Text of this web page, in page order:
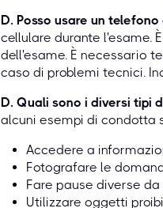
D. Posso usare un
cellulare durante l'esame.
dell'esame. È necessario
caso di problemi tecnici.
D. Quali sono i diversi tipi
alcuni esempi di condotta
Accedere a
Fotografare le
Fare pause diverse
Utilizzare oggetti